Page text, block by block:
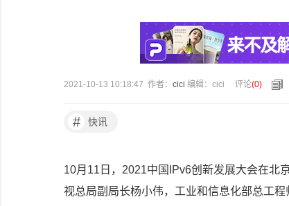
2021-10-13 10:18:47 作者： cici 编辑：cici 评论(0)
# 快讯
10月11日，2021中国IPv6创新发展大会在北
视总局副局长杨小伟，工业和信息化部总工